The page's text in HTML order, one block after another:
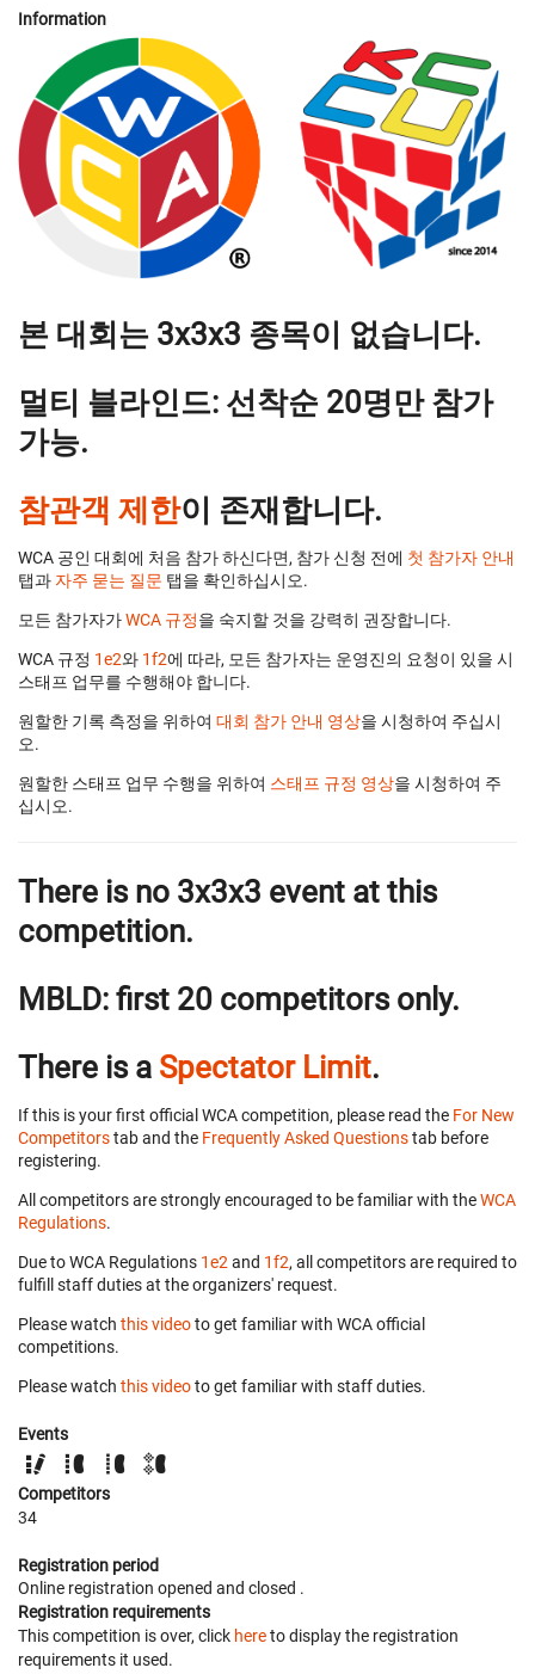
Information
본 대회는 3x3x3 종목이 없습니다.
멀티 블라인드: 선착순 20명만 참가
가능.
참관객 제한이 존재합니다.
WCA 공인 대회에 처음 참가 하신다면, 참가 신청 전에 첫 참가자 안내
탭과 자주 묻는 질문 탭을 확인하십시오.
모든 참가자가WCA 규정을 숙지할 것을 강력히 권장합니다.
WCA 규정 1e2와 1f2에 따라, 모든 참가자는 운영진의 요청이 있을 시
스태프 업무를 수행해야 합니다.
원할한 기록 측정을 위하여 대회 참가 안내 영상을 시청하여 주십시
오.
원할한 스태프 업무 수행을 위하여 스태프 규정 영상을 시청하여 주
십시오.
There is no 3x3x3 event at this
competition.
MBLD: first 20 competitors only.
There is a Spectator Limit.
If this is your first official WCA competition, please read the For New
Competitorstab and the Frequently Asked Questionstab before
registering.
All competitors are strongly encouraged to be familiar with theWCA
Regulations.
Due to WCA Regulations 1e2 and 1f2, all competitors are required to
fulfill staff duties at the organizers' request.
Please watch this videoto get familiar with WCA official
competitions.
Please watch this videoto get familiar with staff duties.
Events
Competitors
34
Registration period
Online registration opened and closed .
Registration requirements
This competition is over, click hereto display the registration
requirements it used.